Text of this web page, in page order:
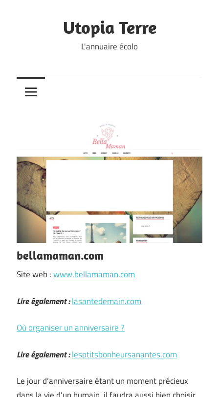
Utopia Terre
L'annuaire écolo
bellamaman.com
Site web :www.bellamaman.com
Lire également :lasantedemain.com
Où organiser un anniversaire ?
Lire également :lesptitsbonheursanantes.com
Le jour d’anniversaire étant un moment précieux